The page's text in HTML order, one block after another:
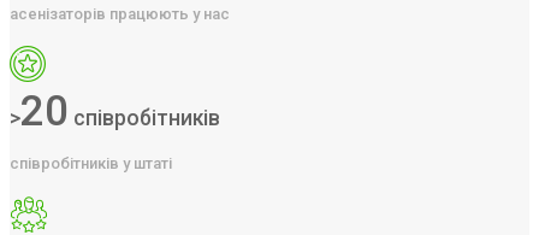
асенізаторів працюють у нас
>20 співробітників
співробітників у штаті